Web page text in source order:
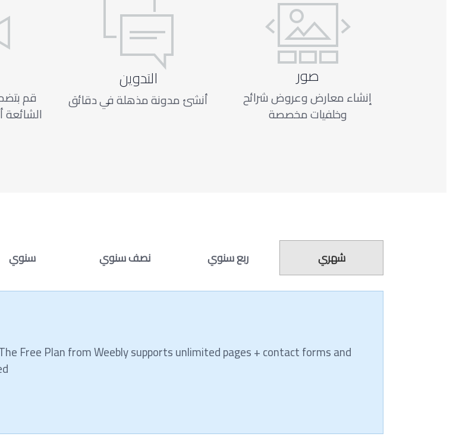
صور
إنشاء معارض وعروض شرائح
وخلفيات مخصصة
التدوين
أنشئ مدونة مذهلة في دقائق قم
الشائعة
شهري ربع سنوي نصف سنوي سنوي
Free Plan from Weebly supports unlimited pages + contact forms and